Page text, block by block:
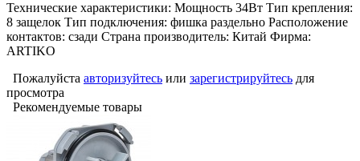
Технические характеристики: Мощность 34Вт Тип крепления:
8 защелок Тип подключения: фишка раздельно Расположение
контактов: сзади Страна производитель: Китай Фирма:
ARTIKO
Пожалуйста авторизуйтесь или зарегистрируйтесь для
просмотра
Рекомендуемые товары